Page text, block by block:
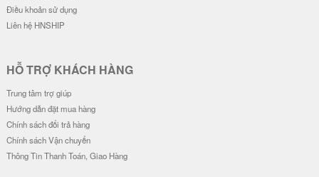
Điều khoản sử dụng
Liên hệ HNSHIP
HỖ TRỢ KHÁCH HÀNG
Trung tâm trợ giúp
Hướng dẫn đặt mua hàng
Chính sách đổi trả hàng
Chính sách Vận chuyển
Thông Tin Thanh Toán, Giao Hàng